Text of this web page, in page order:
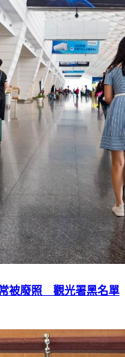
被廢照 觀光署黑名單